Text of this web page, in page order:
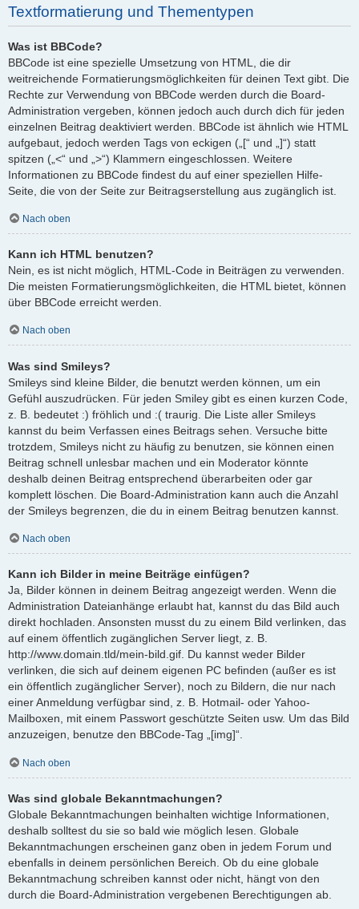
Textformatierung und Thementypen
Was ist BBCode?
BBCode ist eine spezielle Umsetzung von HTML, die dir
weitreichende Formatierungsmöglichkeiten für deinen Text gibt. Die
Rechte zur Verwendung von BBCode werden durch die Board-
Administration vergeben, können jedoch auch durch dich für jeden
einzelnen Beitrag deaktiviert werden. BBCode ist ähnlich wie HTML
aufgebaut, jedoch werden Tags von eckigen („[“ und „]“) statt
spitzen („<“ und „>“) Klammern eingeschlossen. Weitere
Informationen zu BBCode findest du auf einer speziellen Hilfe-
Seite, die von der Seite zur Beitragserstellung aus zugänglich ist.
Nach oben
Kann ich HTML benutzen?
Nein, es ist nicht möglich, HTML-Code in Beiträgen zu verwenden.
Die meisten Formatierungsmöglichkeiten, die HTML bietet, können
über BBCode erreicht werden.
Nach oben
Was sind Smileys?
Smileys sind kleine Bilder, die benutzt werden können, um ein
Gefühl auszudrücken. Für jeden Smiley gibt es einen kurzen Code,
z. B. bedeutet :) fröhlich und :( traurig. Die Liste aller Smileys
kannst du beim Verfassen eines Beitrags sehen. Versuche bitte
trotzdem, Smileys nicht zu häufig zu benutzen, sie können einen
Beitrag schnell unlesbar machen und ein Moderator könnte
deshalb deinen Beitrag entsprechend überarbeiten oder gar
komplett löschen. Die Board-Administration kann auch die Anzahl
der Smileys begrenzen, die du in einem Beitrag benutzen kannst.
Nach oben
Kann ich Bilder in meine Beiträge einfügen?
Ja, Bilder können in deinem Beitrag angezeigt werden. Wenn die
Administration Dateianhänge erlaubt hat, kannst du das Bild auch
direkt hochladen. Ansonsten musst du zu einem Bild verlinken, das
auf einem öffentlich zugänglichen Server liegt, z. B.
http://www.domain.tld/mein-bild.gif. Du kannst weder Bilder
verlinken, die sich auf deinem eigenen PC befinden (außer es ist
ein öffentlich zugänglicher Server), noch zu Bildern, die nur nach
einer Anmeldung verfügbar sind, z. B. Hotmail- oder Yahoo-
Mailboxen, mit einem Passwort geschützte Seiten usw. Um das Bild
anzuzeigen, benutze den BBCode-Tag „[img]“.
Nach oben
Was sind globale Bekanntmachungen?
Globale Bekanntmachungen beinhalten wichtige Informationen,
deshalb solltest du sie so bald wie möglich lesen. Globale
Bekanntmachungen erscheinen ganz oben in jedem Forum und
ebenfalls in deinem persönlichen Bereich. Ob du eine globale
Bekanntmachung schreiben kannst oder nicht, hängt von den
durch die Board-Administration vergebenen Berechtigungen ab.